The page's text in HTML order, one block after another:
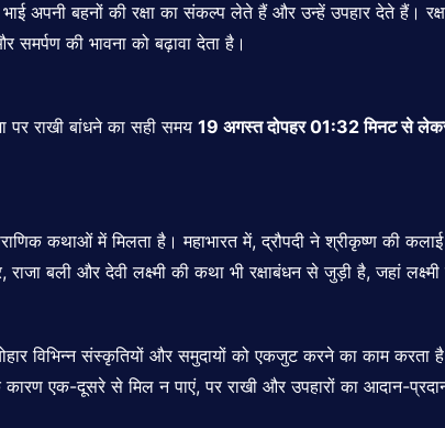
अपनी बहनों की रक्षा का संकल्प लेते हैं और उन्हें उपहार देते हैं।
की भावना को बढ़ावा देता है।
राखी बांधने का सही समय 19 अगस्त दोपहर 01:32 मिनट से
कथाओं में मिलता है। महाभारत में, द्रौपदी ने श्रीकृष्ण की
राजा बली और देवी लक्ष्मी की कथा भी रक्षाबंधन से जुड़ी है, जहां
विभिन्न संस्कृतियों और समुदायों को एकजुट करने का काम करता
एक-दूसरे से मिल न पाएं, पर राखी और उपहारों का आदान-